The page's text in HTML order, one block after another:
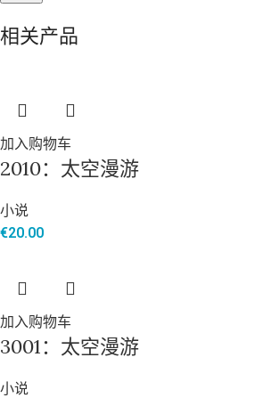
相关产品
加入购物车
2010：太空漫游
小说
€20.00
加入购物车
3001：太空漫游
小说